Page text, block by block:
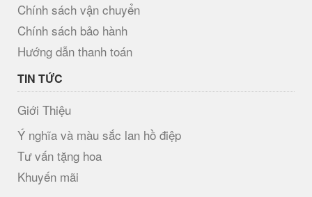
Chính sách vận chuyển
Chính sách bảo hành
Hướng dẫn thanh toán
TIN TỨC
Giới Thiệu
Ý nghĩa và màu sắc lan hồ điệp
Tư vấn tặng hoa
Khuyến mãi